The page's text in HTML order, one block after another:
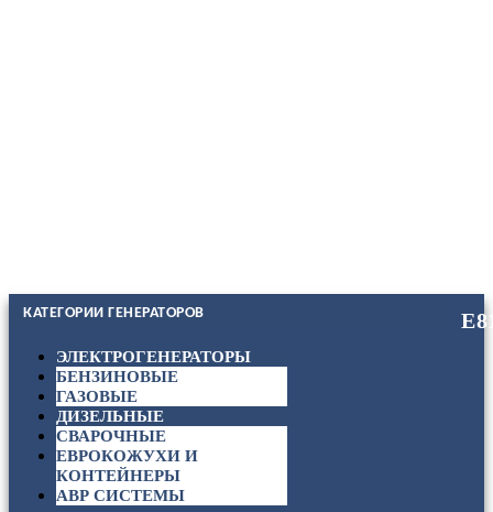
КАТЕГОРИИ ГЕНЕРАТОРОВ
ЭЛЕКТРОГЕНЕРАТОРЫ
БЕНЗИНОВЫЕ
ГАЗОВЫЕ
ДИЗЕЛЬНЫЕ
СВАРОЧНЫЕ
ЕВРОКОЖУХИ И
КОНТЕЙНЕРЫ
АВР СИСТЕМЫ